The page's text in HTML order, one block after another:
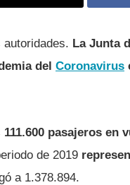
La Junta
del Coronavirus
111.600 pasajeros en
de 2019
a 1.378.894.